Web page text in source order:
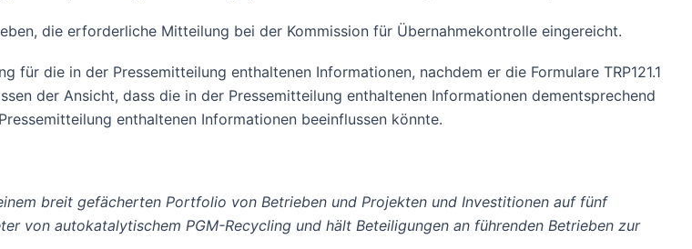
die erforderliche Mitteilung bei der Kommission für Übernahmekontrolle eingereicht.
die in der Pressemitteilung enthaltenen Informationen, nachdem er die Formulare TRP121.1
der Ansicht, dass die in der Pressemitteilung enthaltenen Informationen dementsprechend
enthaltenen Informationen beeinflussen könnte.
breit gefächerten Portfolio von Betrieben und Projekten und Investitionen auf fünf
von autokatalytischem PGM-Recycling und hält Beteiligungen an führenden Betrieben zur